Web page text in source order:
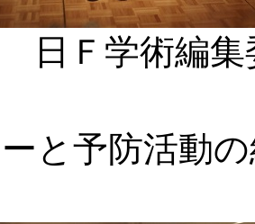
術編集委員
と予防活動